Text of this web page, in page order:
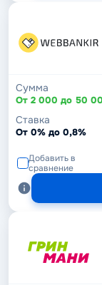
Сумма
От 2 000 до 50
Ставка
От 0% до 0,8%
Добавить в
сравнение